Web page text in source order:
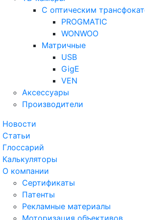
С оптическим
PROGMATIC
WONWOO
Матричные
USB
GigE
VEN
Аксессуары
Производители
Новости
Статьи
Глоссарий
Калькуляторы
О компании
Сертификаты
Патенты
Рекламные материалы
Моторизация объективов